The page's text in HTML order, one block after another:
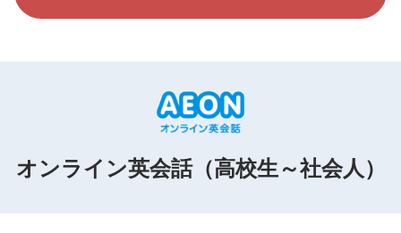
オンライン英会話（高校生～社会人）